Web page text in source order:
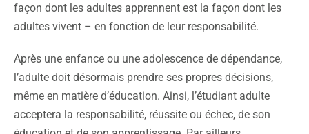
façon dont les adultes apprennent est la façon dont les
adultes vivent – en fonction de leur responsabilité.
Après une enfance ou une adolescence de dépendance,
l’adulte doit désormais prendre ses propres décisions,
même en matière d’éducation. Ainsi, l’étudiant adulte
acceptera la responsabilité, réussite ou échec, de son